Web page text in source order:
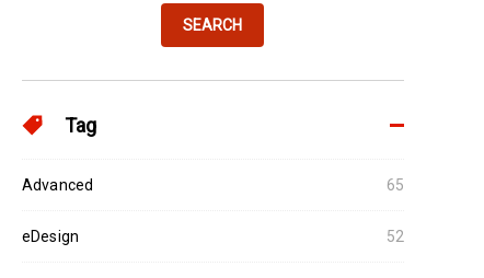
SEARCH
Tag
Advanced 65
eDesign 52